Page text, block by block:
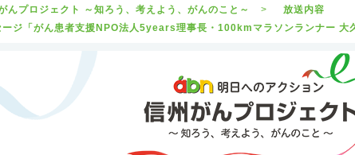
んプロジェクト ～知ろう、考えよう、がんのこと～
放送内容
ジ「がん患者支援NPO法人5years理事長・100kmマラソンランナー 大